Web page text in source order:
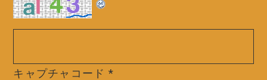
キャプチャコード *